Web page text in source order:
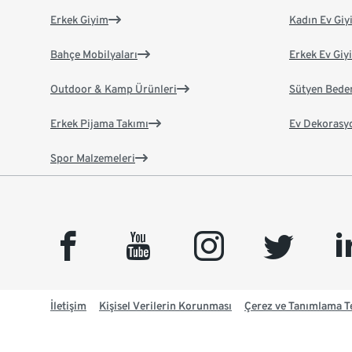
Erkek Giyim
Bahçe Mobilyaları
Outdoor & Kamp Ürünleri
Erkek Pijama Takımı
Spor Malzemeleri
Kadın Ev
Erkek Ev
Sütyen
Ev
facebook youtube instagram twitter
İletişim Kişisel Verilerin Korunması Çerez ve Tanımlama